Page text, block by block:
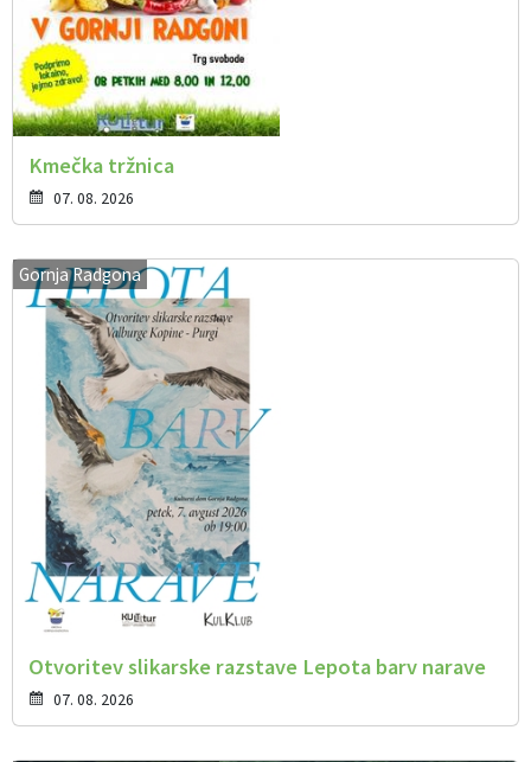
Kmečka tržnica
07. 08. 2026
Gornja Radgona
Otvoritev slikarske razstave Lepota barv narave
07. 08. 2026